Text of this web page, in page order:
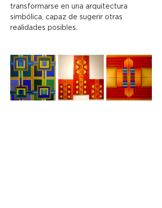
transformarse en una arquitectura
simbólica, capaz de sugerir otras
realidades posibles.